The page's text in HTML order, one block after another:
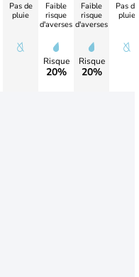
Pas de
pluie
Faible
risque
d'averses
Risque
20%
Faible
risque
d'averses
Risque
20%
Pas de
pluie